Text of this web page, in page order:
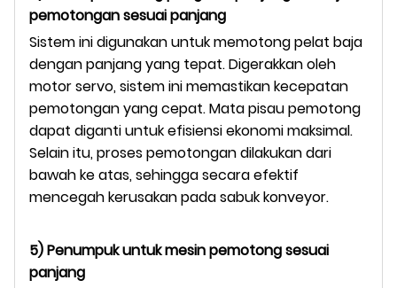
pemotongan sesuai panjang
Sistem ini digunakan untuk memotong pelat baja
dengan panjang yang tepat. Digerakkan oleh
motor servo, sistem ini memastikan kecepatan
pemotongan yang cepat. Mata pisau pemotong
dapat diganti untuk efisiensi ekonomi maksimal.
Selain itu, proses pemotongan dilakukan dari
bawah ke atas, sehingga secara efektif
mencegah kerusakan pada sabuk konveyor.
5) Penumpuk untuk mesin pemotong sesuai
panjang